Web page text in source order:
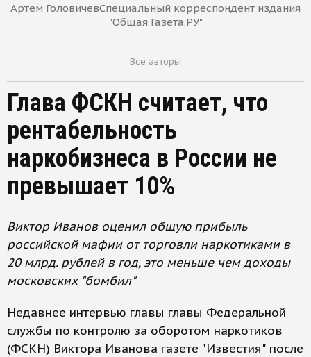
Артем ГоловичевСпециальный корреспондент издания
"Общая Газета.РУ"
Все авторы
Глава ФСКН считает, что
рентабельность
наркобизнеса в России не
превышает 10%
Виктор Иванов оценил общую прибыль
российской мафии от торговли наркотиками в
20 млрд. рублей в год, это меньше чем доходы
московских "бомбил"
Недавнее интервью главы главы Федеральной
службы по контролю за оборотом наркотиков
(ФСКН) Виктора Иванова газете "Известия" после